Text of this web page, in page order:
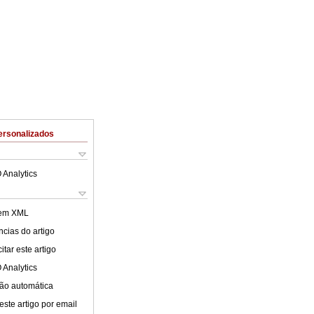
Analytics
XML
do artigo
este artigo
Analytics
automática
artigo por email